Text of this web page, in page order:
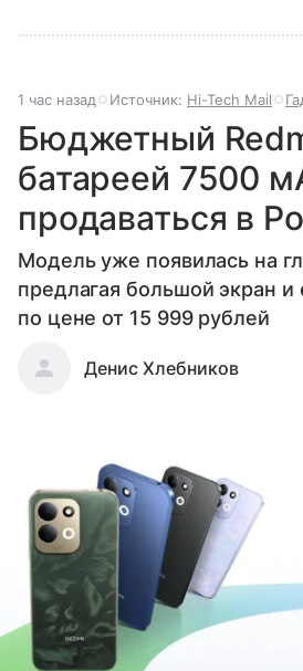
1 час назад Источник: Hi-Tech Mail
Бюджетный
батареей 7500
продаваться в
Модель уже появилась на
предлагая большой экран
по цене от 15 999 рублей
Денис Хлебников